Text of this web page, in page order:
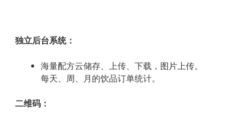
独立后台系统：
海量配方云储存、上传、下载，图片上传。
每天、周、月的饮品订单统计。
二维码：